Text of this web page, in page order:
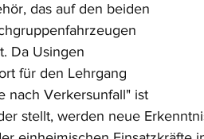
das auf den beiden
Da Usingen
für den Lehrgang
nach Verkersunfall" ist
stellt, werden neue